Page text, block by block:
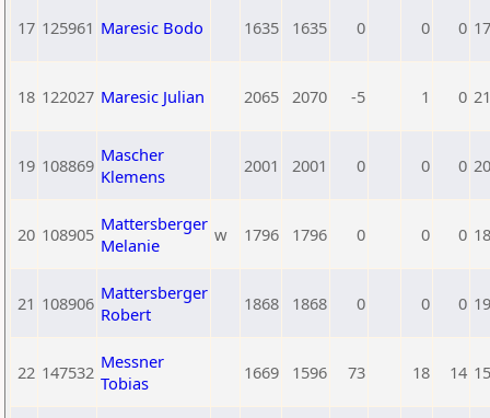
17 125961 Maresic Bodo 1635 1635 0 0 0
18 122027 Maresic Julian 2065 2070 -5 1 0
19 108869 Mascher
Klemens
2001 2001 0 0 0
20 108905 Mattersberger
Melanie
w 1796 1796 0 0 0
21 108906 Mattersberger
Robert
1868 1868 0 0 0
22 147532 Messner
Tobias
1669 1596 73 18 14